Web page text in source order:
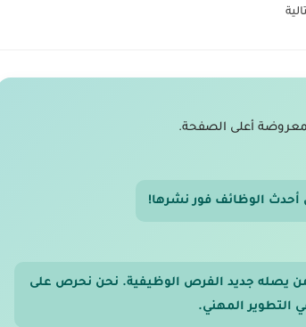
أعلى الصفحة.
أحدث الوظائف فور نشرها!
من يصله جديد الفرص الوظيفية. نحن نحرص على
التطوير المهني.